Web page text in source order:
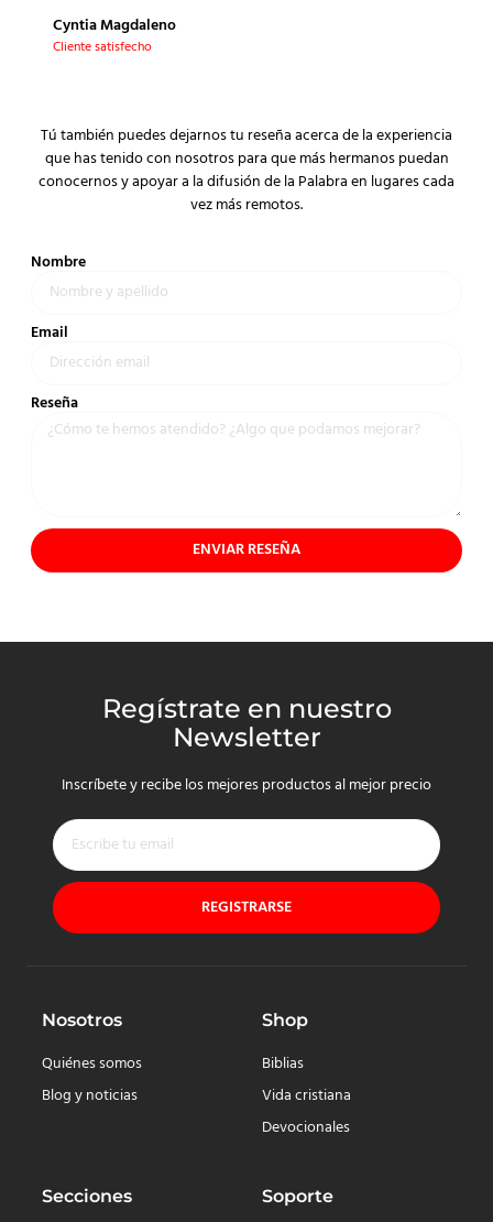
Cyntia Magdaleno
Cliente satisfecho
Tú también puedes dejarnos tu reseña acerca de la experiencia
que has tenido con nosotros para que más hermanos puedan
conocernos y apoyar a la difusión de la Palabra en lugares cada
vez más remotos.
Nombre
Email
Reseña
ENVIAR RESEÑA
Regístrate en nuestro
Newsletter
Inscríbete y recibe los mejores productos al mejor precio
REGISTRARSE
Nosotros
Quiénes somos
Blog y noticias
Shop
Biblias
Vida cristiana
Devocionales
Secciones Soporte